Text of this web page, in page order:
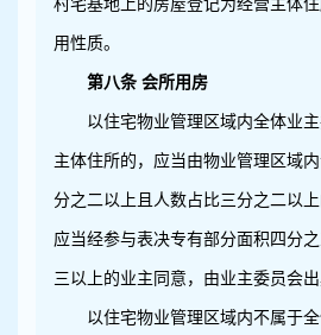
村宅基地上的房屋登记为经营主体
用性质。
第八条 会所用房
以住宅物业管理区域内全体业
主体住所的，应当由物业管理区域
分之二以上且人数占比三分之二以
应当经参与表决专有部分面积四分
三以上的业主同意，由业主委员会出
以住宅物业管理区域内不属于